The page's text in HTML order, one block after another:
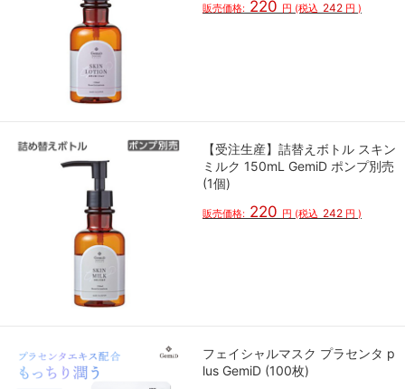
販売価格: 220 円 (税込 242 円 )
【受注生産】詰替えボトル スキン
ミルク 150mL GemiD ポンプ別売
(1個)
販売価格: 220 円 (税込 242 円 )
フェイシャルマスク プラセンタ p
lus GemiD (100枚)